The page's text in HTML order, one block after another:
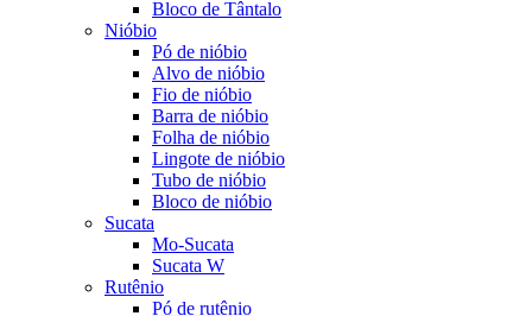
Bloco de Tântalo
Nióbio
Pó de nióbio
Alvo de nióbio
Fio de nióbio
Barra de nióbio
Folha de nióbio
Lingote de nióbio
Tubo de nióbio
Bloco de nióbio
Sucata
Mo-Sucata
Sucata W
Rutênio
Pó de rutênio